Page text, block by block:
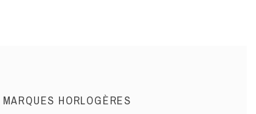
HORLOGÈRES